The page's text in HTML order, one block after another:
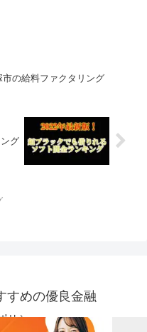
市の給料ファクタリング
グ
すめの優良金融
リシー